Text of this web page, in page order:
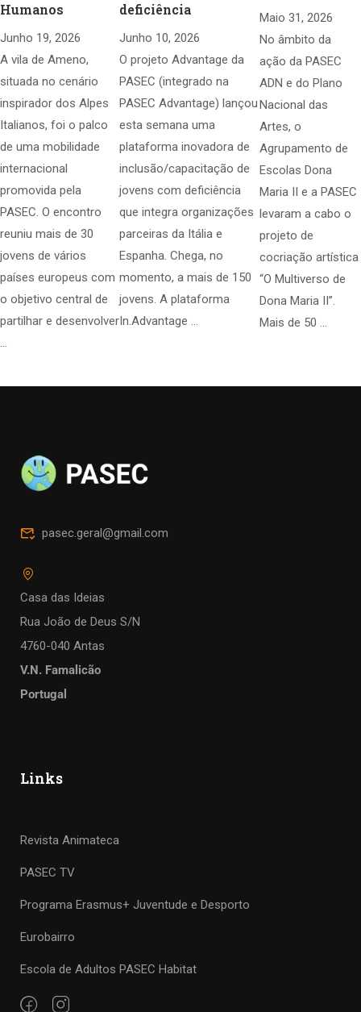
Humanos
Junho 19, 2026
A vila de Ameno,
situada no cenário
inspirador dos Alpes
Italianos, foi o palco
de uma mobilidade
internacional
promovida pela
PASEC. O encontro
reuniu mais de 30
jovens de vários
países europeus com
o objetivo central de
partilhar e desenvolver
…
deficiência
Junho 10, 2026
O projeto Advantage da
PASEC (integrado na
PASEC Advantage) lançou
esta semana uma
plataforma inovadora de
inclusão/capacitação de
jovens com deficiência
que integra organizações
parceiras da Itália e
Espanha. Chega, no
momento, a mais de 150
jovens. A plataforma
In.Advantage …
Maio 31, 2026
No âmbito da
ação da PASEC
ADN e do Plano
Nacional das
Artes, o
Agrupamento de
Escolas Dona
Maria II e a PASEC
levaram a cabo o
projeto de
cocriação artística
“O Multiverso de
Dona Maria II”.
Mais de 50 …
pasec.geral@gmail.com
Casa das Ideias
Rua João de Deus S/N
4760-040 Antas
V.N. Famalicão
Portugal
Links
Revista Animateca
PASEC TV
Programa Erasmus+ Juventude e Desporto
Eurobairro
Escola de Adultos PASEC Habitat